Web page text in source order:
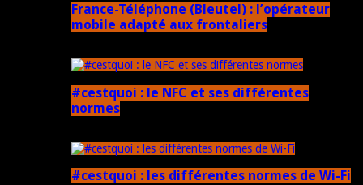
France-Téléphone (Bleutel) : l’opérateur
mobile adapté aux frontaliers
#cestquoi : le NFC et ses différentes
normes
#cestquoi : les différentes normes de Wi-Fi